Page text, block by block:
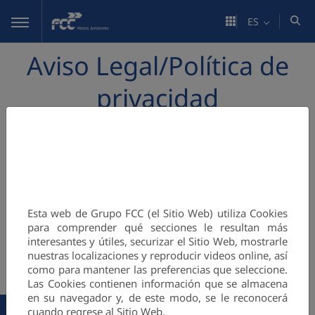
Saltar al contenido principal
Esta web de Grupo FCC (el Sitio Web) utiliza Cookies
para comprender qué secciones le resultan más
interesantes y útiles, securizar el Sitio Web, mostrarle
nuestras localizaciones y reproducir videos online, así
como para mantener las preferencias que seleccione.
Las Cookies contienen información que se almacena
en su navegador y, de este modo, se le reconocerá
cuando regrese al Sitio Web.
ES
Aviso Legal/Política de
privacidad
titular de este portal web (en adelante, el Portal).
Su domicilio social se encuentra situado en la calle
Federico Salmón, 13, 28016 Madrid y su CIF es
A28541639. El contacto electrónico con la Entidad
puede realizarse a través de la página de contacto.
La Entidad se encuentra inscrita en el Registro